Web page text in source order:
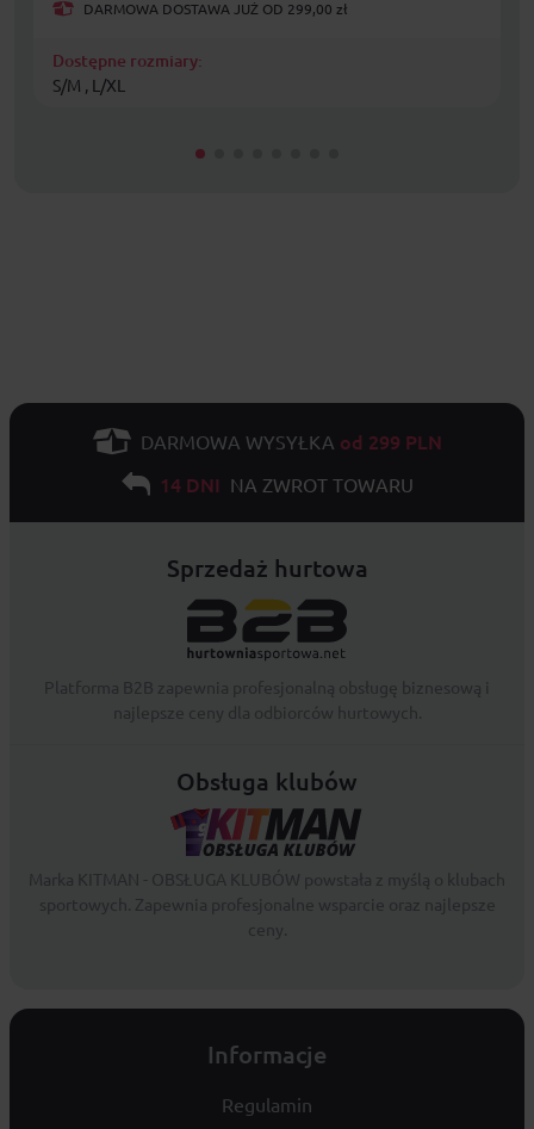
DARMOWA DOSTAWA JUŻ OD 299,00 zł
Dostępne rozmiary:
S/M , L/XL
DARMOWA WYSYŁKA od 299 PLN
14 DNI NA ZWROT TOWARU
Sprzedaż hurtowa
Obsługa klubów
Informacje
Regulamin